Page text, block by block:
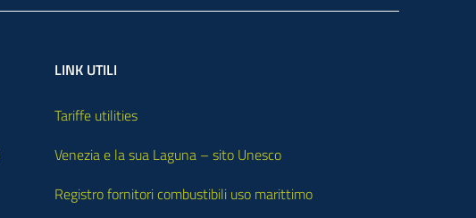
LINK UTILI
Tariffe utilities
Venezia e la sua Laguna – sito Unesco
Registro fornitori combustibili uso marittimo